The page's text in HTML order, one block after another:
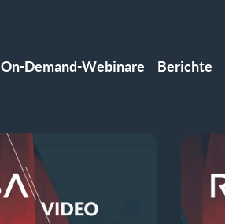
On-Demand-Webinare Berichte